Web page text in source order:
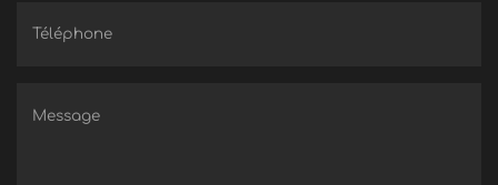
Téléphone
Message